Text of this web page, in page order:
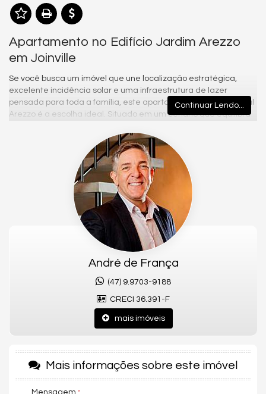
Apartamento no Edifício Jardim Arezzo
em Joinville
Se você busca um imóvel que une localização estratégica,
excelente incidência solar e uma infraestrutura de lazer
pensada para toda a família, este apartamento no Residencial
Arezzo é a escolha ideal. Situado em um cenário que equilibra
imóvel oferece fácil acesso tanto à BR-101 quanto ao Centro
🏡 Detalhes do Apartamento (54 m² Privativos)
Localizado no 4º andar de um prédio com elevador, o imóvel
destaca-se pelo sol da manhã, que garante ambientes
iluminados e arejados:
Dormitórios: 2 quartos confortáveis.
Área Social: Salas de estar e jantar integradas, otimizando
Diferencial: Sacada com churrasqueira e uma vista
pronta para morar.
Continuar Lendo...
André de França
(47) 9.9703-9188
CRECI 36.391-F
mais imóveis
Mais informações sobre este imóvel
Mensagem